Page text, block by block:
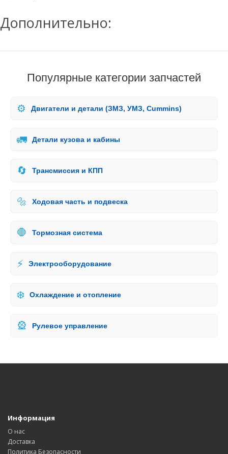
Дополнительно:
Популярные категории запчастей
⚙️ Двигатели и детали (ЗМЗ, УМЗ, Cummins)
🚛 Детали кузова и кабины
🔄 Трансмиссия и КПП
🔩 Ходовая часть и подвеска
🛑 Тормозная система
⚡ Электрооборудование
❄️ Охлаждение и отопление
🎡 Рулевое управление
Информация
О нас
Доставка
Политика Безопасности